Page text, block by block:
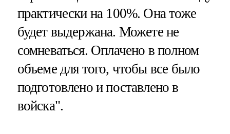
практически на 100%. Она тоже
будет выдержана. Можете не
сомневаться. Оплачено в полном
объеме для того, чтобы все было
подготовлено и поставлено в
войска".